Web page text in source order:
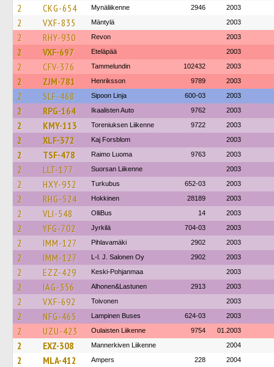
2 CKG-654 Mynäliikenne 2946 2003
2 VXF-835 Mäntylä 2003
2 RHY-930 Revon 2003
2 VXF-697 Eteläpää 2003
2 CFV-376 Tammelundin 102432 2003
2 ZJM-781 Henriksson 9789 2003
2 SLF-468 Sipoon Linja 600-03 2003
2 RPG-164 Ikaalisten Auto 9762 2003
2 KMY-113 Toreniuksen Liikenne 9722 2003
2 XLF-372 Kaj Forsblom 2003
2 TSF-478 Raimo Luoma 9763 2003
2 LLT-177 Suorsan Liikenne 2003
2 HXY-932 Turkubus 652-03 2003
2 RHG-524 Hokkinen 28189 2003
2 VLI-548 OlliBus 14 2003
2 YFG-702 Jyrkilä 704-03 2003
2 IMM-127 Pihlavamäki 2902 2003
2 IMM-127 L-l. J. Salonen Oy 2902 2003
2 EZZ-429 Keski-Pohjanmaa 2003
2 IAG-356 Alhonen&Lastunen 2913 2003
2 VXF-692 Toivonen 2003
2 NFG-465 Lampinen Buses 624-03 2003
2 UZU-423 Oulaisten Liikenne 9754 01.2003
2 EXZ-308 Mannerkiven Liikenne 2004
2 MLA-412 Ampers 228 2004